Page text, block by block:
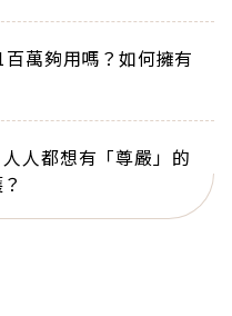
萬夠用嗎？如何擁有
人都想有「尊嚴」的